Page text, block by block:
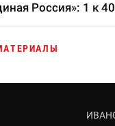
Россия»: 1 к 40